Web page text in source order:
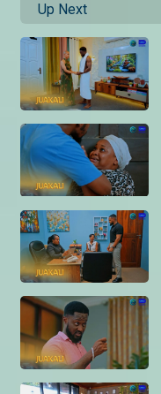
Up Next